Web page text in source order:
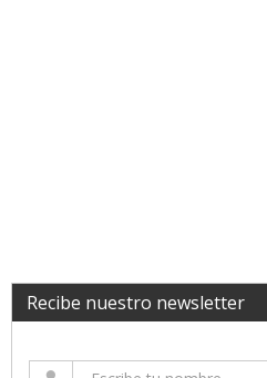
Recibe nuestro newsletter